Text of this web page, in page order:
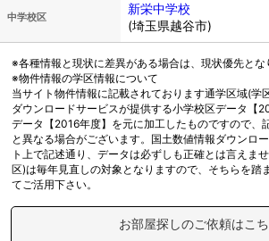
中学校区
新栄中学校
(埼玉県越谷市)
※各種情報と現状に差異がある場合は、現状優先とな
※物件情報の学区情報について
当サイト物件情報に記載されております通学区域(学
ダウンロードサービスが提供する小学校区データ【
データ【2016年度】を元に加工したものですので、
と異なる場合がございます。国土数値情報ダウンロ
ト上で記述通り、データは必ずしも正確とは言えま
区)は毎年見直しの対象となりますので、そちらを踏
てご活用下さい。
お部屋探しのご依頼はこ